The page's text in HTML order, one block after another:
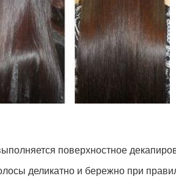
поверхностное
деликатно и бережно при